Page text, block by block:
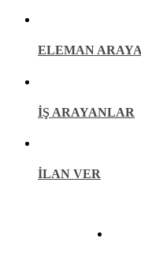
ELEMAN
İŞ ARAYANLAR
İLAN VER